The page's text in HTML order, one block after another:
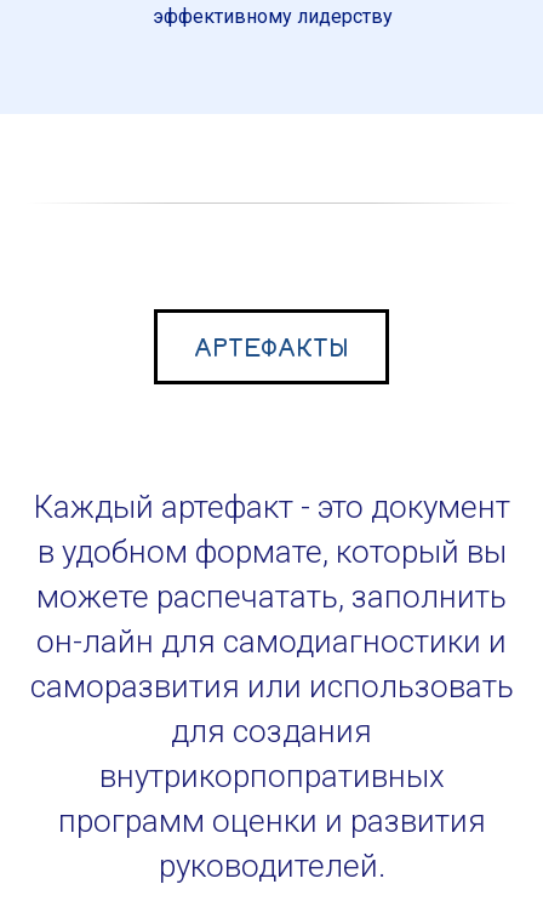
эффективному лидерству
АРТЕФАКТЫ
Каждый артефакт - это документ
в удобном формате, который вы
можете распечатать, заполнить
он-лайн для самодиагностики и
саморазвития или использовать
для создания
внутрикорпопративных
программ оценки и развития
руководителей.